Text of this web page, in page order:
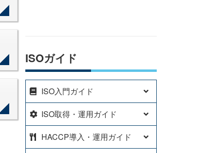
ISOガイド
ISO入門ガイド
ISO取得・運用ガイド
HACCP導入・運用ガイド